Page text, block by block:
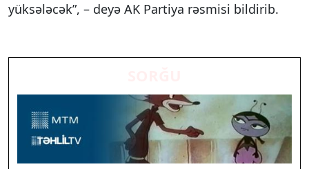
yüksələcək”, – deyə AK Partiya rəsmisi bildirib.